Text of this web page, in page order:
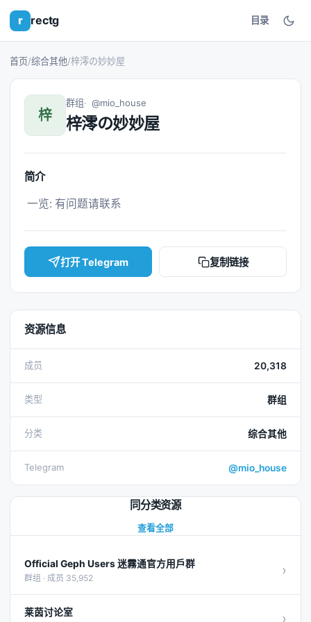
r rectg 目录
首页/综合其他/梓澪の妙妙屋
梓
群组 @mio_house
梓澪の妙妙屋
简介
一览: 有问题请联系
打开 Telegram 复制链接
资源信息
成员 20,318
类型 群组
分类 综合其他
Telegram @mio_house
同分类资源
查看全部
Official Geph Users 迷霧通官方用戶群
群组 · 成员 35,952 ›
莱茵讨论室 ›